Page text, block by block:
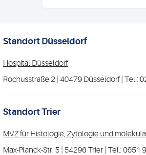
Standort Düsseldorf
Hospital Düsseldorf
Rochusstraße 2 | 40479 Düsseldorf | Tel.:
Standort Trier
MVZ für Histologie, Zytologie und
Max-Planck-Str. 5 | 54296 Trier | Tel.: 0651